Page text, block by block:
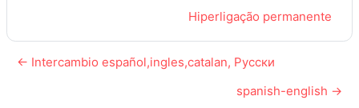
Hiperligação permanente
← Intercambio español,ingles,catalan, Русски
spanish-english →